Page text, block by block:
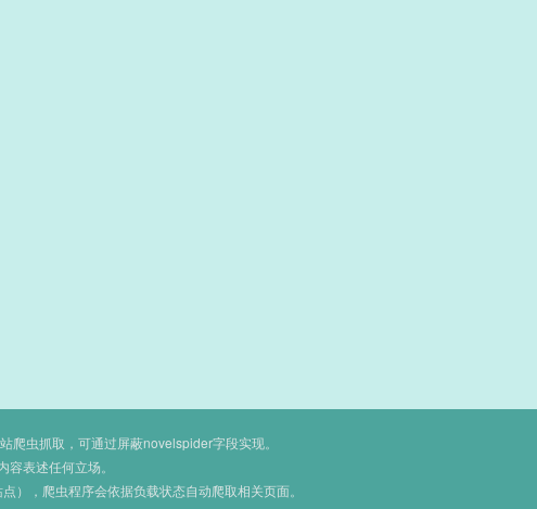
虫抓取，可通过屏蔽novelspider字段实现。
表述任何立场。
），爬虫程序会依据负载状态自动爬取相关页面。